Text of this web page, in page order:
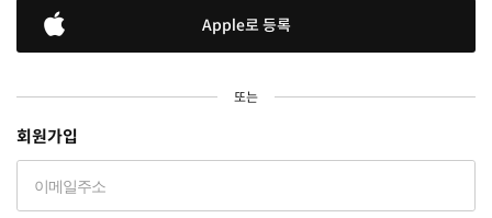
Apple로 등록
또는
회원가입